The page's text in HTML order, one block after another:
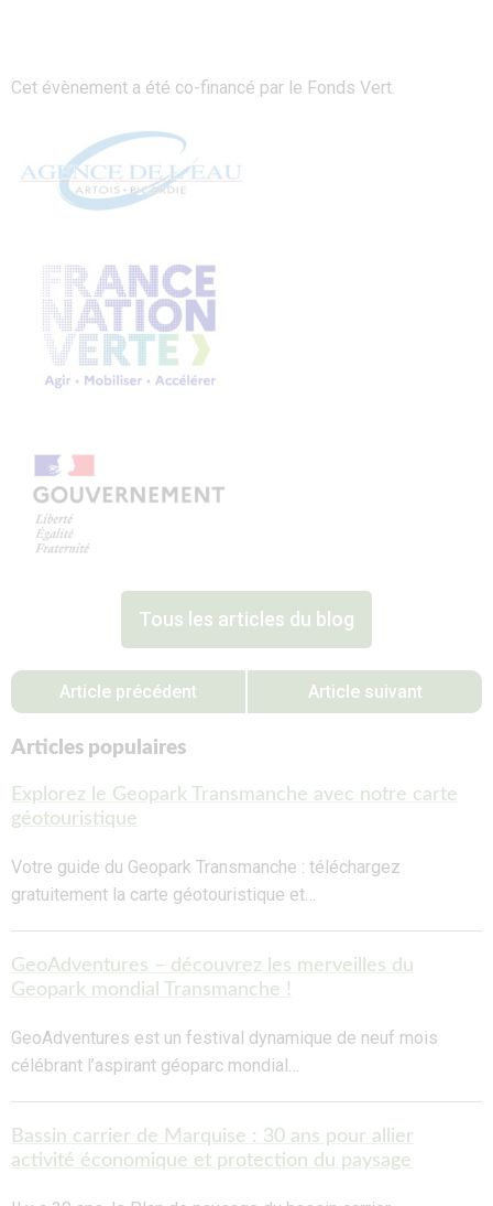
Cet évènement a été co-financé par le Fonds Vert.
Tous les articles du blog
Article précédent Article suivant
Articles populaires
Explorez le Geopark Transmanche avec notre carte
géotouristique
Votre guide du Geopark Transmanche : téléchargez
gratuitement la carte géotouristique et…
GeoAdventures – découvrez les merveilles du
Geopark mondial Transmanche !
GeoAdventures est un festival dynamique de neuf mois
célébrant l’aspirant géoparc mondial…
Bassin carrier de Marquise : 30 ans pour allier
activité économique et protection du paysage